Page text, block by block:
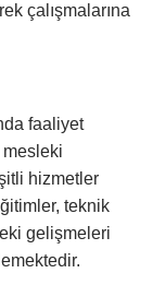
çalışmalarına
faaliyet
mesleki
hizmetler
teknik
gelişmeleri